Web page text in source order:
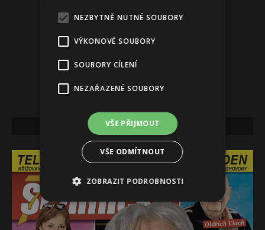
NEJNOVĚJŠÍ VYDÁNÍ
NEZBYTNĚ NUTNÉ SOUBORY
VÝKONOVÉ SOUBORY
SOUBORY CÍLENÍ
NEZAŘAZENÉ SOUBORY
VŠE PŘIJMOUT
VŠE ODMÍTNOUT
ZOBRAZIT PODROBNOSTI